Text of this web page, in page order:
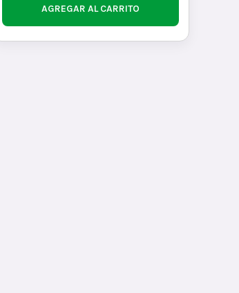
AGREGAR AL CARRITO